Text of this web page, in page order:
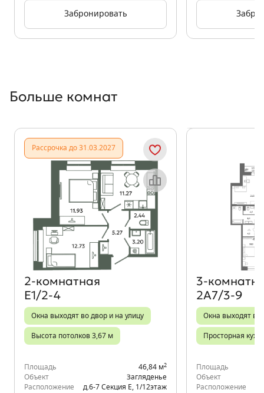
Забронировать
Больше комнат
Рассрочка до 31.03.2027
Объект месяца
2‑комнатная
Е1/2-4
Окна выходят во двор и на улицу
Высота потолков 3,67 м
Площадь 46,84 м2
Объект
Загляденье
Расположение
д.6-7 Секция Е 1/12этаж
2А7/3-9
Окна выходят во
Просторная
Площадь
Объект
Расположение